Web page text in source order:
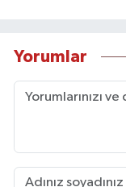
Yorumlar